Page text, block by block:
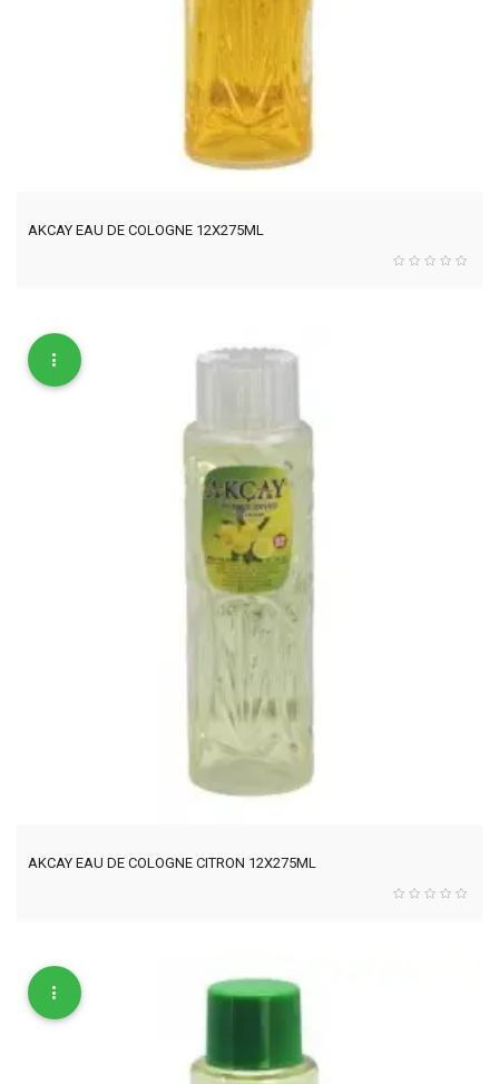
AKCAY EAU DE COLOGNE 12X275ML
AKCAY EAU DE COLOGNE CITRON 12X275ML